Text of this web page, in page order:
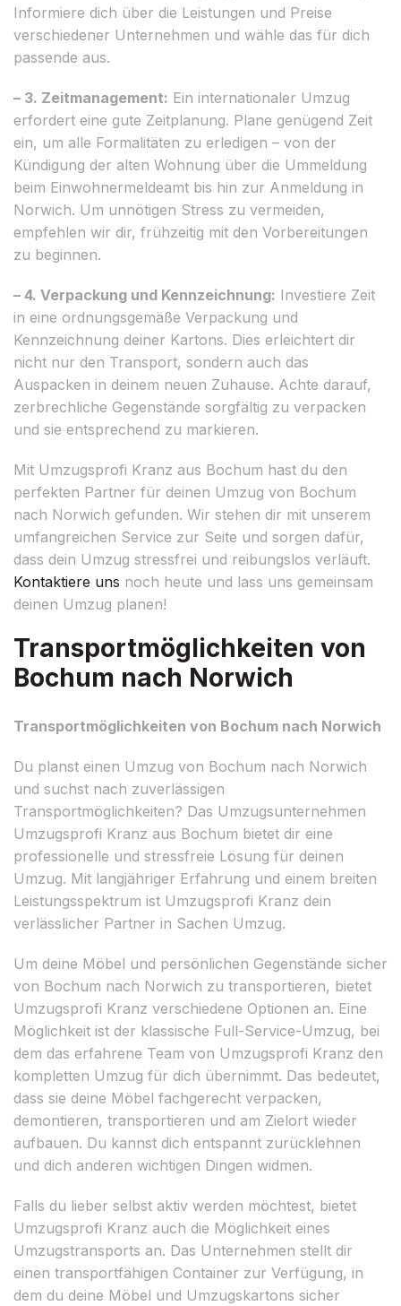
Informiere dich über die Leistungen und Preise
verschiedener Unternehmen und wähle das für dich
passende aus.
– 3. Zeitmanagement: Ein internationaler Umzug
erfordert eine gute Zeitplanung. Plane genügend Zeit
ein, um alle Formalitäten zu erledigen – von der
Kündigung der alten Wohnung über die Ummeldung
beim Einwohnermeldeamt bis hin zur Anmeldung in
Norwich. Um unnötigen Stress zu vermeiden,
empfehlen wir dir, frühzeitig mit den Vorbereitungen
zu beginnen.
– 4. Verpackung und Kennzeichnung: Investiere Zeit
in eine ordnungsgemäße Verpackung und
Kennzeichnung deiner Kartons. Dies erleichtert dir
nicht nur den Transport, sondern auch das
Auspacken in deinem neuen Zuhause. Achte darauf,
zerbrechliche Gegenstände sorgfältig zu verpacken
und sie entsprechend zu markieren.
Mit Umzugsprofi Kranz aus Bochum hast du den
perfekten Partner für deinen Umzug von Bochum
nach Norwich gefunden. Wir stehen dir mit unserem
umfangreichen Service zur Seite und sorgen dafür,
dass dein Umzug stressfrei und reibungslos verläuft.
Kontaktiere uns noch heute und lass uns gemeinsam
deinen Umzug planen!
Transportmöglichkeiten von
Bochum nach Norwich
Transportmöglichkeiten von Bochum nach Norwich
Du planst einen Umzug von Bochum nach Norwich
und suchst nach zuverlässigen
Transportmöglichkeiten? Das Umzugsunternehmen
Umzugsprofi Kranz aus Bochum bietet dir eine
professionelle und stressfreie Lösung für deinen
Umzug. Mit langjähriger Erfahrung und einem breiten
Leistungsspektrum ist Umzugsprofi Kranz dein
verlässlicher Partner in Sachen Umzug.
Um deine Möbel und persönlichen Gegenstände sicher
von Bochum nach Norwich zu transportieren, bietet
Umzugsprofi Kranz verschiedene Optionen an. Eine
Möglichkeit ist der klassische Full-Service-Umzug, bei
dem das erfahrene Team von Umzugsprofi Kranz den
kompletten Umzug für dich übernimmt. Das bedeutet,
dass sie deine Möbel fachgerecht verpacken,
demontieren, transportieren und am Zielort wieder
aufbauen. Du kannst dich entspannt zurücklehnen
und dich anderen wichtigen Dingen widmen.
Falls du lieber selbst aktiv werden möchtest, bietet
Umzugsprofi Kranz auch die Möglichkeit eines
Umzugstransports an. Das Unternehmen stellt dir
einen transportfähigen Container zur Verfügung, in
dem du deine Möbel und Umzugskartons sicher